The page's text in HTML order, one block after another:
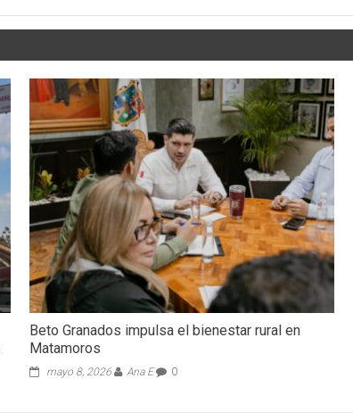
Beto Granados impulsa el bienestar rural en
Matamoros
mayo 8, 2026 Ana E 0